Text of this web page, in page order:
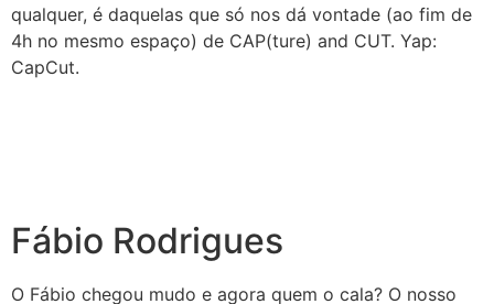
qualquer, é daquelas que só nos dá vontade (ao fim de
4h no mesmo espaço) de CAP(ture) and CUT. Yap:
CapCut.
Fábio Rodrigues
O Fábio chegou mudo e agora quem o cala? O nosso